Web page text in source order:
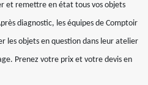
et remettre en état tous vos objets
diagnostic, les équipes de Comptoir
les objets en question dans leur atelier
Prenez votre prix et votre devis en